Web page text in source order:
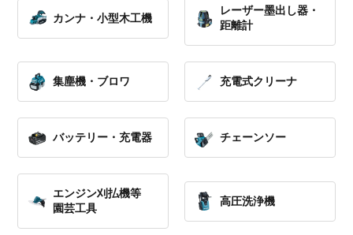
カンナ・小型木工機
レーザー墨出し器・
距離計
集塵機・ブロワ 充電式クリーナ
バッテリー・充電器 チェーンソー
エンジン刈払機等
園芸工具
高圧洗浄機